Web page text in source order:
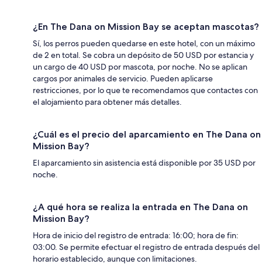
¿En The Dana on Mission Bay se aceptan mascotas?
Sí, los perros pueden quedarse en este hotel, con un máximo
de 2 en total. Se cobra un depósito de 50 USD por estancia y
un cargo de 40 USD por mascota, por noche. No se aplican
cargos por animales de servicio. Pueden aplicarse
restricciones, por lo que te recomendamos que contactes con
el alojamiento para obtener más detalles.
¿Cuál es el precio del aparcamiento en The Dana on
Mission Bay?
El aparcamiento sin asistencia está disponible por 35 USD por
noche.
¿A qué hora se realiza la entrada en The Dana on
Mission Bay?
Hora de inicio del registro de entrada: 16:00; hora de fin:
03:00. Se permite efectuar el registro de entrada después del
horario establecido, aunque con limitaciones.